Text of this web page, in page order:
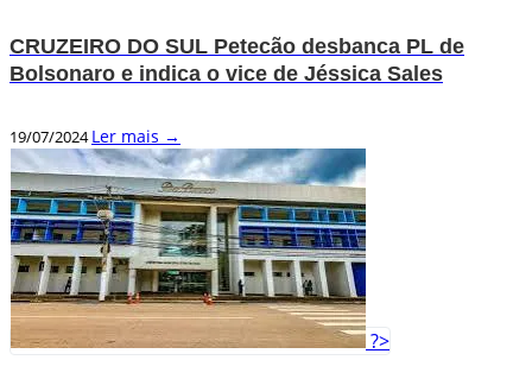
CRUZEIRO DO SUL Petecão desbanca PL de
Bolsonaro e indica o vice de Jéssica Sales
19/07/2024Ler mais →
?>